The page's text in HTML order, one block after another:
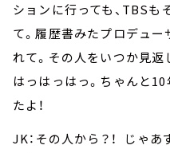
ションに行っても、TBSも
て。履歴書みたプロデュー
れて。その人をいつか見返
はっはっはっ。ちゃんと
たよ！
JK：その人から？！ じゃ